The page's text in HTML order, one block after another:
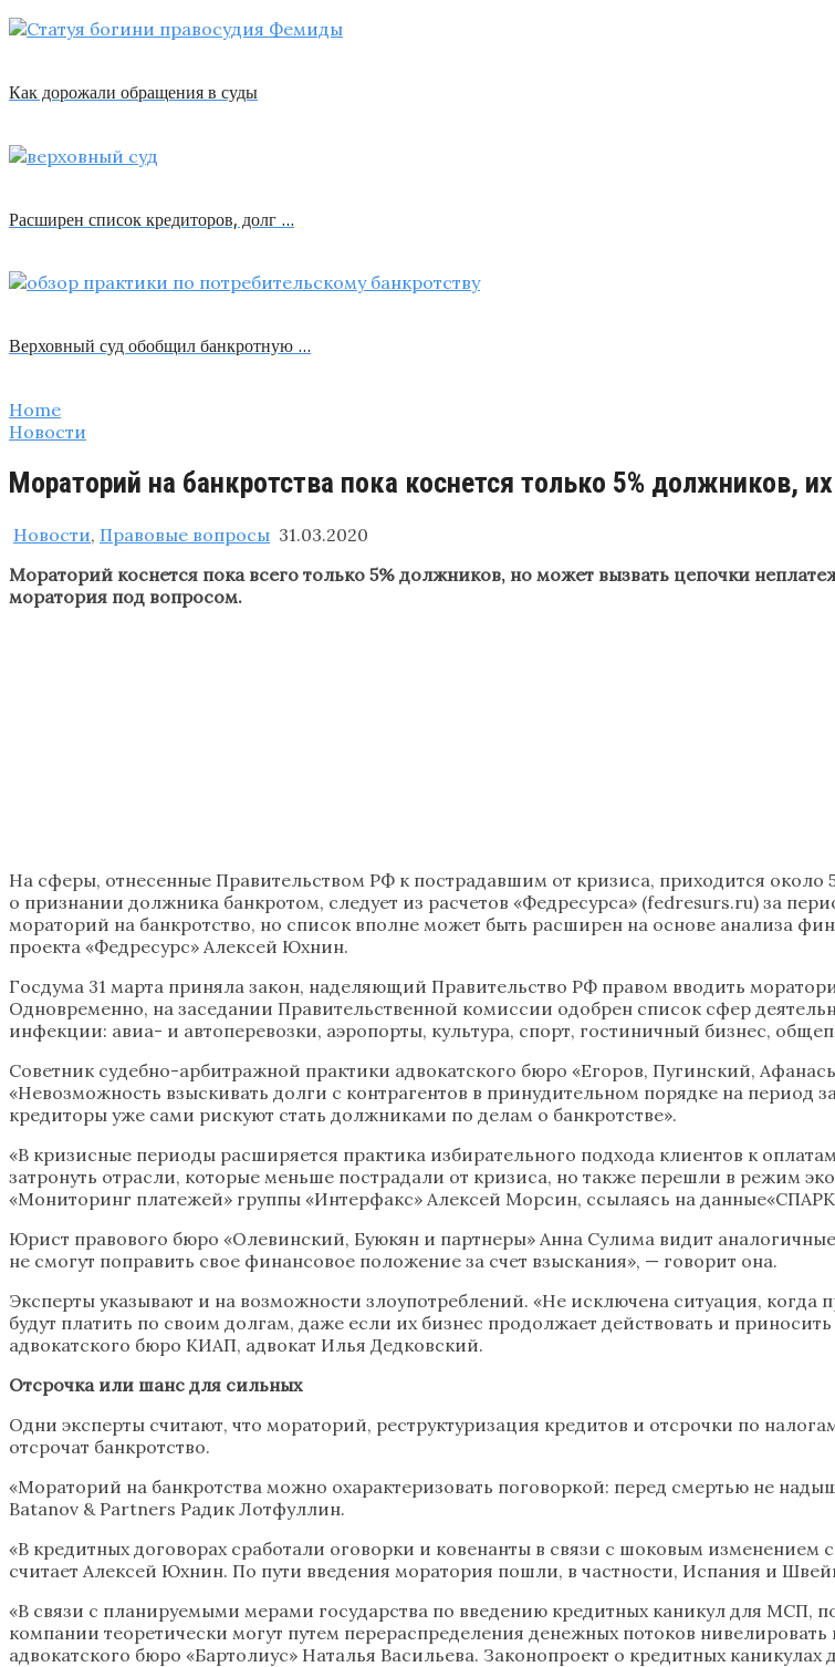
Как дорожали обращения в суды
Расширен список кредиторов, долг …
Верховный суд обобщил банкротную …
Home
Новости
Мораторий на банкротства пока коснется только 5%
Новости, Правовые вопросы 31.03.2020
Мораторий коснется пока всего только 5% должников, но может вызвать цепочки
моратория под вопросом.
На сферы, отнесенные Правительством РФ к пострадавшим от кризиса, приходится около
о признании должника банкротом, следует из расчетов «Федресурса» (fedresurs.ru) за
мораторий на банкротство, но список вполне может быть расширен на основе анализа
проекта «Федресурс» Алексей Юхнин.
Госдума 31 марта приняла закон, наделяющий Правительство РФ правом вводить
Одновременно, на заседании Правительственной комиссии одобрен список сфер
инфекции: авиа- и автоперевозки, аэропорты, культура, спорт, гостиничный бизнес,
Советник судебно-арбитражной практики адвокатского бюро «Егоров, Пугинский,
«Невозможность взыскивать долги с контрагентов в принудительном порядке на период
кредиторы уже сами рискуют стать должниками по делам о банкротстве».
«В кризисные периоды расширяется практика избирательного подхода клиентов к
затронуть отрасли, которые меньше пострадали от кризиса, но также перешли в режим
«Мониторинг платежей» группы «Интерфакс» Алексей Морсин, ссылаясь на
Юрист правового бюро «Олевинский, Буюкян и партнеры» Анна Сулима видит
не смогут поправить свое финансовое положение за счет взыскания», — говорит она.
Эксперты указывают и на возможности злоупотреблений. «Не исключена ситуация, когда
будут платить по своим долгам, даже если их бизнес продолжает действовать и
адвокатского бюро КИАП, адвокат Илья Дедковский.
Отсрочка или шанс для сильных
Одни эксперты считают, что мораторий, реструктуризация кредитов и отсрочки по
отсрочат банкротство.
«Мораторий на банкротства можно охарактеризовать поговоркой: перед смертью не
Batanov & Partners Радик Лотфуллин.
«В кредитных договорах сработали оговорки и ковенанты в связи с шоковым
считает Алексей Юхнин. По пути введения моратория пошли, в частности, Испания и
«В связи с планируемыми мерами государства по введению кредитных каникул для МСП,
компании теоретически могут путем перераспределения денежных потоков
адвокатского бюро «Бартолиус» Наталья Васильева. Законопроект о кредитных